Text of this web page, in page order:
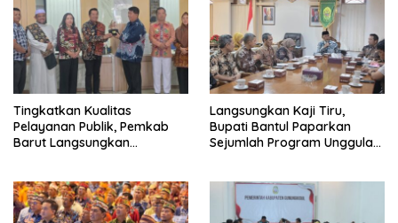
Tingkatkan Kualitas
Pelayanan Publik, Pemkab
Barut Langsungkan
Langsungkan Kaji Tiru,
Bupati Bantul Paparkan
Sejumlah Program Unggulan